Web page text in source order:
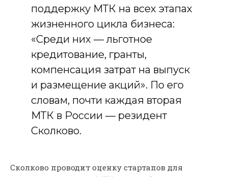
поддержку МТК на всех этапах
жизненного цикла бизнеса:
«Среди них — льготное
кредитование, гранты,
компенсация затрат на выпуск
и размещение акций». По его
словам, почти каждая вторая
МТК в России — резидент
Сколково.
Сколково проводит оценку стартапов для